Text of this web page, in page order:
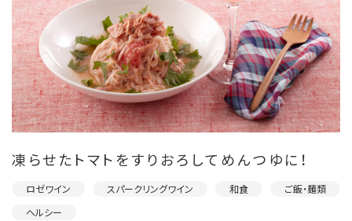
凍らせたトマトをすりおろしてめんつゆに！
ロゼワイン スパークリングワイン 和食
ご飯・麺類
ヘルシー